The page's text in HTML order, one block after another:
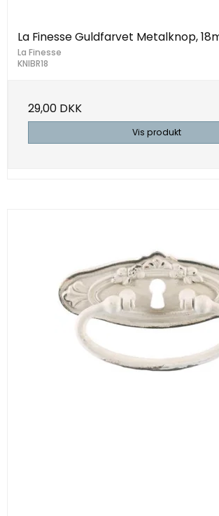
La Finesse Guldfarvet Metalknop,
La Finesse
KNIBR18
29,00 DKK
Vis produkt